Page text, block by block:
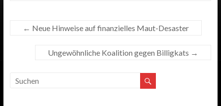
← Neue Hinweise auf finanzielles Maut-Desaster
Ungewöhnliche Koalition gegen Billigkats →